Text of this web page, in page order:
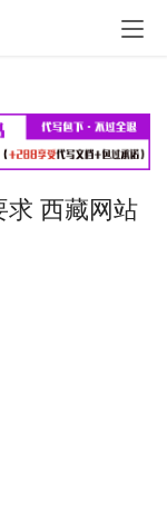
求 西藏网站